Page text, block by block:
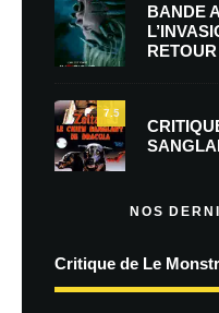
BANDE
7.5
NOS
Critique de Le